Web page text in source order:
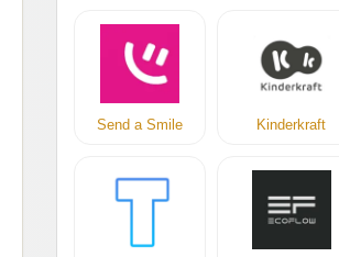
Send a Smile Kinderkraft